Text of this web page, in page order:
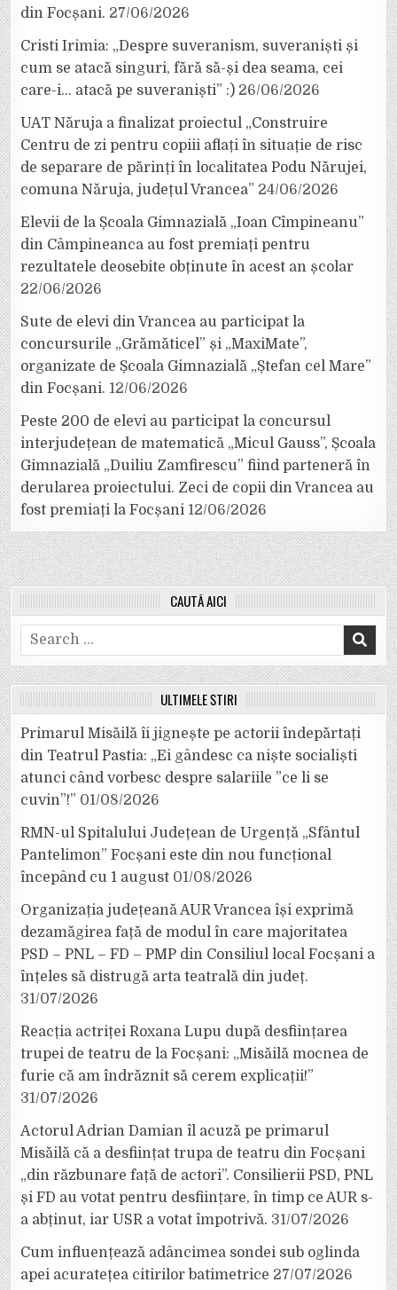
din Focșani. 27/06/2026
Cristi Irimia: „Despre suveranism, suveraniști și
cum se atacă singuri, fără să-și dea seama, cei
care-i… atacă pe suveraniști” :) 26/06/2026
UAT Năruja a finalizat proiectul „Construire
Centru de zi pentru copiii aflați în situație de risc
de separare de părinți în localitatea Podu Nărujei,
comuna Năruja, județul Vrancea” 24/06/2026
Elevii de la Școala Gimnazială „Ioan Cîmpineanu”
din Câmpineanca au fost premiați pentru
rezultatele deosebite obținute în acest an școlar
22/06/2026
Sute de elevi din Vrancea au participat la
concursurile „Grămăticel” și „MaxiMate”,
organizate de Școala Gimnazială „Ștefan cel Mare”
din Focșani. 12/06/2026
Peste 200 de elevi au participat la concursul
interjudețean de matematică „Micul Gauss”, Școala
Gimnazială „Duiliu Zamfirescu” fiind parteneră în
derularea proiectului. Zeci de copii din Vrancea au
fost premiați la Focșani 12/06/2026
CAUTĂ AICI
Search
for:
ULTIMELE ȘTIRI
Primarul Misăilă îi jignește pe actorii îndepărtați
din Teatrul Pastia: „Ei gândesc ca niște socialiști
atunci când vorbesc despre salariile ”ce li se
cuvin”!” 01/08/2026
RMN-ul Spitalului Județean de Urgență „Sfântul
Pantelimon” Focșani este din nou funcțional
începând cu 1 august 01/08/2026
Organizația județeană AUR Vrancea își exprimă
dezamăgirea față de modul în care majoritatea
PSD – PNL – FD – PMP din Consiliul local Focșani a
înțeles să distrugă arta teatrală din județ.
31/07/2026
Reacția actriței Roxana Lupu după desființarea
trupei de teatru de la Focșani: „Misăilă mocnea de
furie că am îndrăznit să cerem explicații!”
31/07/2026
Actorul Adrian Damian îl acuză pe primarul
Misăilă că a desființat trupa de teatru din Focșani
„din răzbunare față de actori”. Consilierii PSD, PNL
și FD au votat pentru desființare, în timp ce AUR s-
a abținut, iar USR a votat împotrivă. 31/07/2026
Cum influențează adâncimea sondei sub oglinda
apei acuratețea citirilor batimetrice 27/07/2026